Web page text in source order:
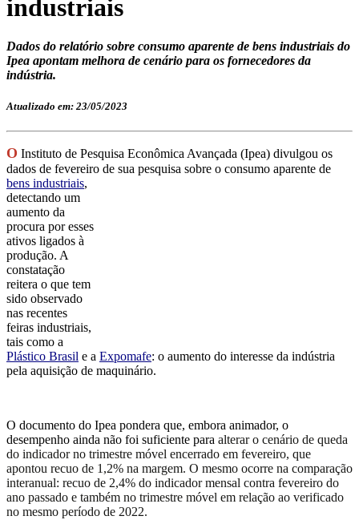
industriais
Dados do relatório sobre consumo aparente de bens industriais do
Ipea apontam melhora de cenário para os fornecedores da
indústria.
Atualizado em: 23/05/2023
O Instituto de Pesquisa Econômica Avançada (Ipea) divulgou os
dados de fevereiro de sua pesquisa sobre o consumo aparente de
bens industriais,
detectando um
aumento da
procura por esses
ativos ligados à
produção. A
constatação
reitera o que tem
sido observado
nas recentes
feiras industriais,
tais como a
Plástico Brasil e a Expomafe: o aumento do interesse da indústria
pela aquisição de maquinário.
O documento do Ipea pondera que, embora animador, o
desempenho ainda não foi suficiente para alterar o cenário de queda
do indicador no trimestre móvel encerrado em fevereiro, que
apontou recuo de 1,2% na margem. O mesmo ocorre na comparação
interanual: recuo de 2,4% do indicador mensal contra fevereiro do
ano passado e também no trimestre móvel em relação ao verificado
no mesmo período de 2022.